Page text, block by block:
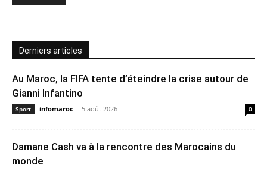
Derniers articles
Au Maroc, la FIFA tente d’éteindre la crise autour de
Gianni Infantino
Sport infomaroc - 5 août 2026 0
Damane Cash va à la rencontre des Marocains du
monde